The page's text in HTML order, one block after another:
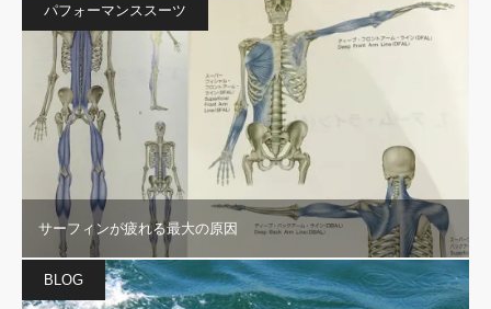
パフォーマンススーツ
サーフィンが疲れる最大の原因
BLOG